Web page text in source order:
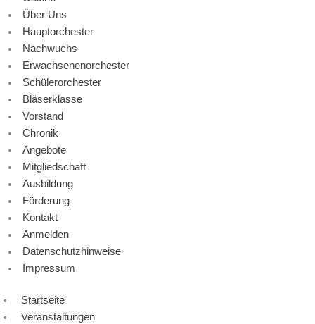
Über Uns
Hauptorchester
Nachwuchs
Erwachsenenorchester
Schülerorchester
Bläserklasse
Vorstand
Chronik
Angebote
Mitgliedschaft
Ausbildung
Förderung
Kontakt
Anmelden
Datenschutzhinweise
Impressum
Startseite
Veranstaltungen